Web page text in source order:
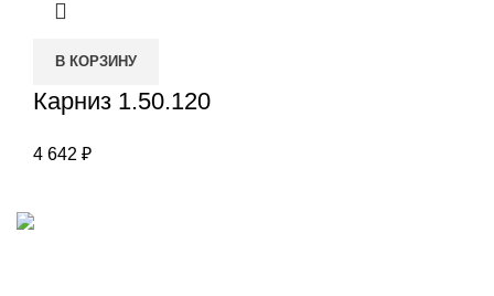
В КОРЗИНУ
Карниз 1.50.120
4 642 ₽